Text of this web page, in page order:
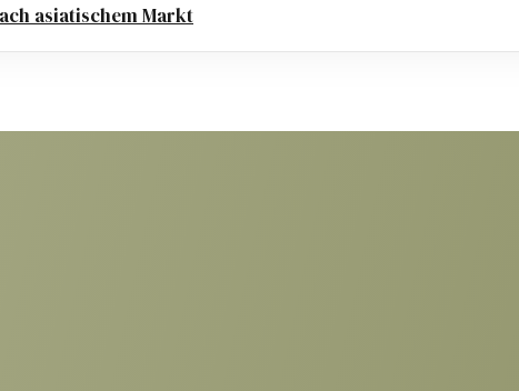
asiatischem Markt